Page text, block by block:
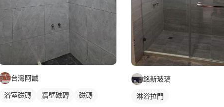
台灣阿誠
浴室磁磚 牆壁磁磚 磁磚
銘新玻璃
淋浴拉門